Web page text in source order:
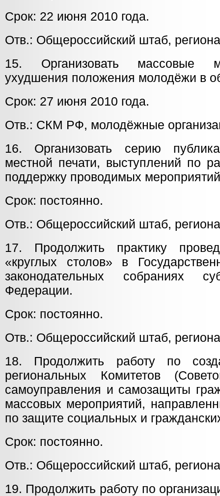
Срок: 22 июня 2010 года.
Отв.: Общероссийский штаб,
15. Организовать массовые
ухудшения положения молодёжи в
Срок: 27 июня 2010 года.
Отв.: СКМ РФ, молодёжные
16. Организовать серию
местной печати, выступлений по
поддержку проводимых
Срок: постоянно.
Отв.: Общероссийский штаб,
17. Продолжить практику
«круглых столов» в
законодательных собраниях
Федерации.
Срок: постоянно.
Отв.: Общероссийский штаб,
18. Продолжить работу по
региональных Комитетов
самоуправления и самозащиты
массовых мероприятий,
по защите социальных и
Срок: постоянно.
Отв.: Общероссийский штаб,
19. Продолжить работу по